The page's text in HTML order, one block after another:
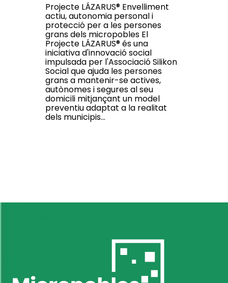
Projecte LÁZARUS® Envelliment
actiu, autonomia personal i
protecció per a les persones
grans dels micropobles El
Projecte LÁZARUS® és una
iniciativa d'innovació social
impulsada per l'Associació Silikon
Social que ajuda les persones
grans a mantenir-se actives,
autònomes i segures al seu
domicili mitjançant un model
preventiu adaptat a la realitat
dels municipis...